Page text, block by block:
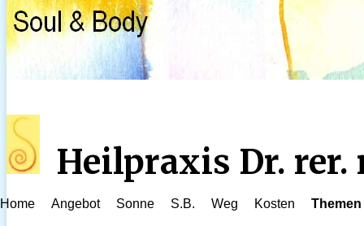
Heilpraxis Dr. rer.
Home Angebot Sonne S.B. Weg Kosten Themen